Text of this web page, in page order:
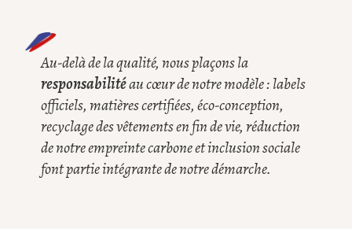
Au-delà de la qualité, nous plaçons la
responsabilitéau cœur de notre modèle : labels
officiels, matières certifiées, éco-conception,
recyclage des vêtements en fin de vie, réduction
de notre empreinte carbone et inclusion sociale
font partie intégrante de notre démarche.